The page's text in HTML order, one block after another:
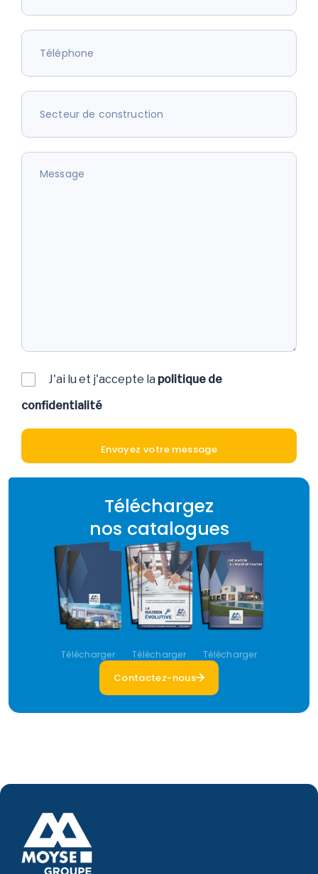
J'ai lu et j'accepte la politique de
confidentialité
Téléchargez
nos catalogues
Télécharger Télécharger Télécharger
Contactez-nous